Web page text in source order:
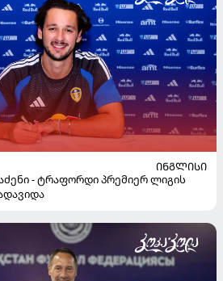
ᲘᲜᲒᲚᲘᲡᲘ
- ტრაფორდი პრემიერ ლიგის